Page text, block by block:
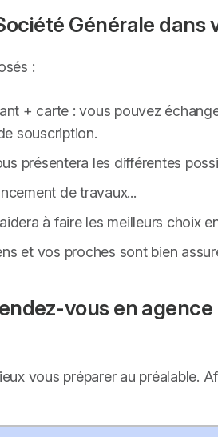
Générale
:
+ carte : vous pouvez
souscription.
présentera les différentes
de travaux...
à faire les meilleurs choix
et vos proches sont bien
vous en
vous préparer au préalable.